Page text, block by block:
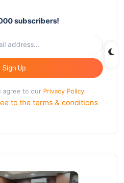
subscribers!
Sign Up
agree to our Privacy Policy
to the terms & conditions